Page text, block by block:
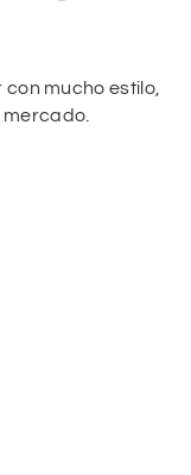
mucho estilo,